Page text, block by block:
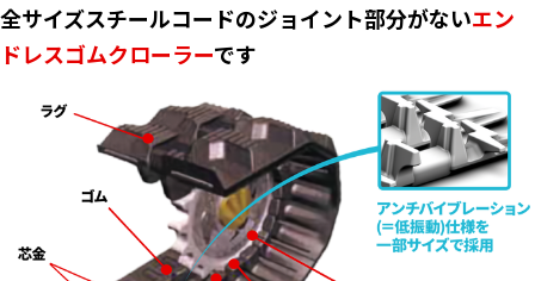
全サイズスチールコードのジョイント部分がないエン
ドレスゴムクローラーです